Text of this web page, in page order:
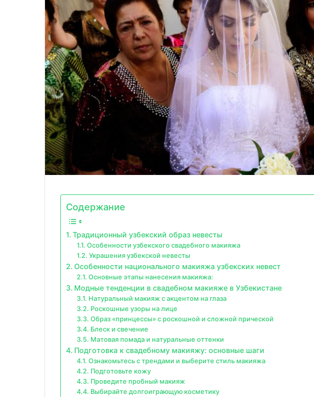
Содержание
Традиционный узбекский образ невесты
Особенности узбекского свадебного макияжа
Украшения узбекской невесты
Особенности национального макияжа узбекских невест
Основные этапы нанесения макияжа:
Модные тенденции в свадебном макияже в Узбекистане
Натуральный макияж с акцентом на глаза
Роскошные узоры на лице
Образ «принцессы» с роскошной и сложной прической
Блеск и свечение
Матовая помада и натуральные оттенки
Подготовка к свадебному макияжу: основные шаги
Ознакомьтесь с трендами и выберите стиль макияжа
Подготовьте кожу
Проведите пробный макияж
Выбирайте долгоиграющую косметику